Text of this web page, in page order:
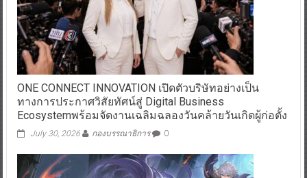
ONE CONNECT INNOVATION เปิดตัวบริษัทอย่างเป็น
ทางการประกาศวิสัยทัศน์สู่ Digital Business
Ecosystemพร้อมจัดงานเฉลิมฉลองวันคล้ายวันเกิดผู้ก่อตั้ง
July 30, 2026 กองบรรณาธิการ 0